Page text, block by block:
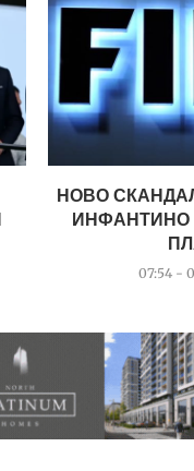
НОВО
ИНФАНТИНО
07:54 -